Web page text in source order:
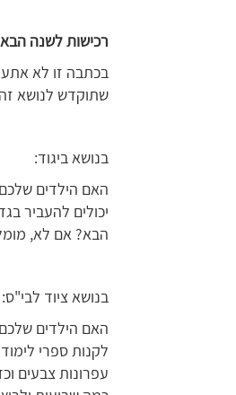
רכישות לשנה
בכתבה זו לא
שתוקדש לנושא
בנושא ביגוד:
האם הילדים
יכולים להעביר
הבא? אם לא,
בנושא ציוד לבי"ס:
האם הילדים
לקנות ספרי
עפרונות צבעים